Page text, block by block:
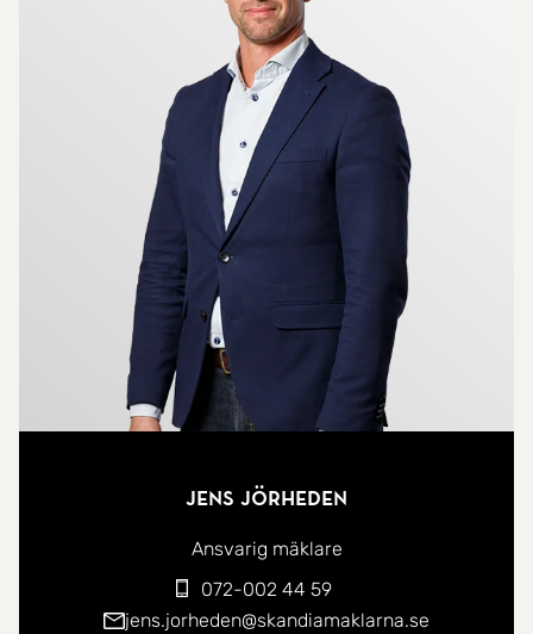
Jens Jörheden
Ansvarig mäklare
072-002 44 59
jens.jorheden@skandiamaklarna.se